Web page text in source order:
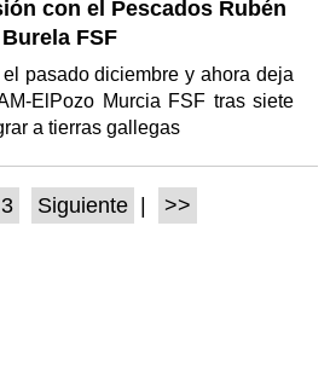
con el Pescados Rubén
Burela FSF
pasado diciembre y ahora deja
ElPozo Murcia FSF tras siete
a tierras gallegas
3 Siguiente | >>